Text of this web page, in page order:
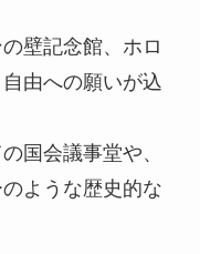
壁記念館、ホロ
由への願いが込
国会議事堂や、
ような歴史的な